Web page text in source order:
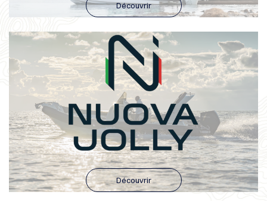
Découvrir
Découvrir